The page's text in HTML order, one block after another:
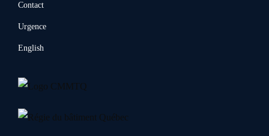
Contact
Urgence
English